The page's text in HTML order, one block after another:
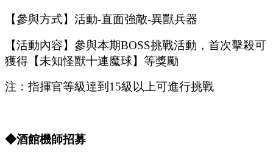
【參與方式】 活動-直面強敵-異獸兵器
【活動內容】參與本期BOSS挑戰活動，首次擊殺可
獲得【未知怪獸十連魔球】等獎勵
注：指揮官等級達到 15級以上可進行挑戰
◆酒館機師招募